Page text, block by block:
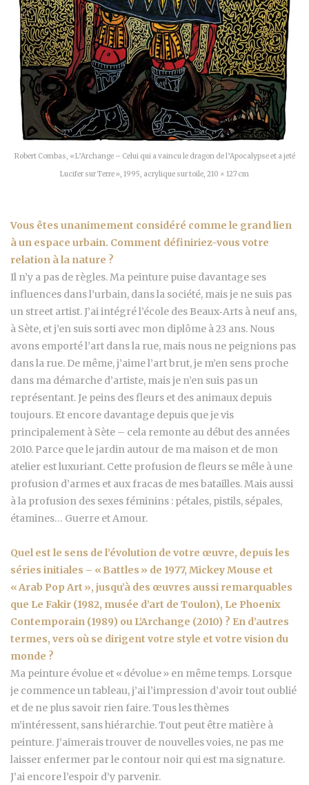
Robert Combas, « L’Archange – Celui qui a vaincu le dragon de l’Apocalypse et a jeté
Lucifer sur Terre », 1995, acrylique sur toile, 210 × 127 cm
Vous êtes unanimement considéré comme le grand lien
à un espace urbain. Comment définiriez-vous votre
relation à la nature ?
Il n’y a pas de règles. Ma peinture puise davantage ses
influences dans l’urbain, dans la société, mais je ne suis pas
un street artist. J’ai intégré l’école des Beaux‑Arts à neuf ans,
à Sète, et j’en suis sorti avec mon diplôme à 23 ans. Nous
avons emporté l’art dans la rue, mais nous ne peignions pas
dans la rue. De même, j’aime l’art brut, je m’en sens proche
dans ma démarche d’artiste, mais je n’en suis pas un
représentant. Je peins des fleurs et des animaux depuis
toujours. Et encore davantage depuis que je vis
principalement à Sète – cela remonte au début des années
2010. Parce que le jardin autour de ma maison et de mon
atelier est luxuriant. Cette profusion de fleurs se mêle à une
profusion d’armes et aux fracas de mes batailles. Mais aussi
à la profusion des sexes féminins : pétales, pistils, sépales,
étamines… Guerre et Amour.
Quel est le sens de l’évolution de votre œuvre, depuis les
séries initiales – « Battles » de 1977, Mickey Mouse et
« Arab Pop Art », jusqu’à des œuvres aussi remarquables
que Le Fakir (1982, musée d’art de Toulon), Le Phoenix
Contemporain (1989) ou L’Archange (2010) ? En d’autres
termes, vers où se dirigent votre style et votre vision du
monde ?
Ma peinture évolue et « dévolue » en même temps. Lorsque
je commence un tableau, j’ai l’impression d’avoir tout oublié
et de ne plus savoir rien faire. Tous les thèmes
m’intéressent, sans hiérarchie. Tout peut être matière à
peinture. J’aimerais trouver de nouvelles voies, ne pas me
laisser enfermer par le contour noir qui est ma signature.
J’ai encore l’espoir d’y parvenir.